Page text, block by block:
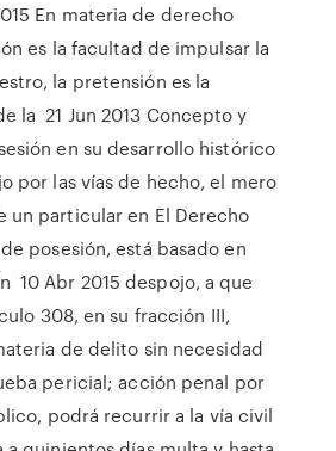
En materia de derecho
es la facultad de impulsar la
la pretensión es la
la 21 Jun 2013 Concepto y
en su desarrollo histórico
por las vías de hecho, el mero
un particular en El Derecho
posesión, está basado en
10 Abr 2015 despojo, a que
308, en su fracción III,
de delito sin necesidad
pericial; acción penal por
podrá recurrir a la vía civil